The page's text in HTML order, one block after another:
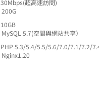
30Mbps(超高速訪問)
200G
10GB
MySQL 5.7(空間與網站共享）
PHP 5.3/5.4/5.5/5.6/7.0/7.1/7.2/
Nginx1.20